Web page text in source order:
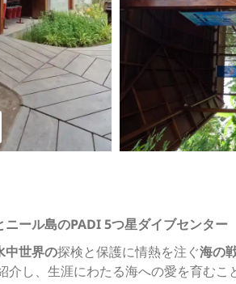
ール島のPADI 5つ星ダイブセンター
中世界の探検と保護に情熱を注ぐ海の
介し、生涯にわたる海への愛を育むこ